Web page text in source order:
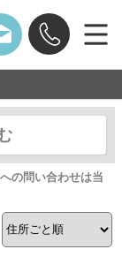
の問い合わせは当